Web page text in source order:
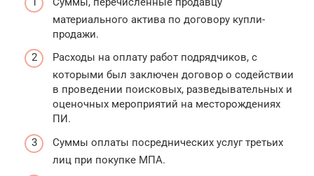
материального актива по договору купли-
продажи.
Расходы на оплату работ подрядчиков, с
которыми был заключен договор о содействии
в проведении поисковых, разведывательных и
оценочных мероприятий на месторождениях
ПИ.
Суммы оплаты посреднических услуг третьих
лиц при покупке МПА.